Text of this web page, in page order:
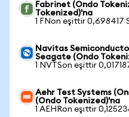
Fabrinet (Ondo
Tokenized)'na
1 FNon eşittir 0,698417
Navitas
Seagate (Ondo
1 NVTSon eşittir
Aehr Test Systems
(Ondo Tokenized)'na
1 AEHRon eşittir